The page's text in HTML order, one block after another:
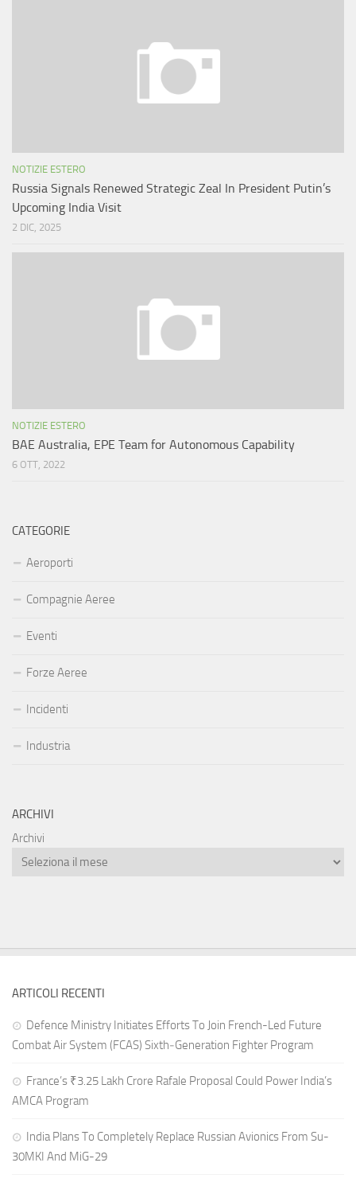
NOTIZIE ESTERO
Russia Signals Renewed Strategic Zeal In President Putin’s
Upcoming India Visit
2 DIC, 2025
NOTIZIE ESTERO
BAE Australia, EPE Team for Autonomous Capability
6 OTT, 2022
CATEGORIE
Aeroporti
Compagnie Aeree
Eventi
Forze Aeree
Incidenti
Industria
ARCHIVI
Archivi
ARTICOLI RECENTI
Defence Ministry Initiates Efforts To Join French-Led Future
Combat Air System (FCAS) Sixth‑Generation Fighter Program
France’s ₹3.25 Lakh Crore Rafale Proposal Could Power India’s
AMCA Program
India Plans To Completely Replace Russian Avionics From Su-
30MKI And MiG-29